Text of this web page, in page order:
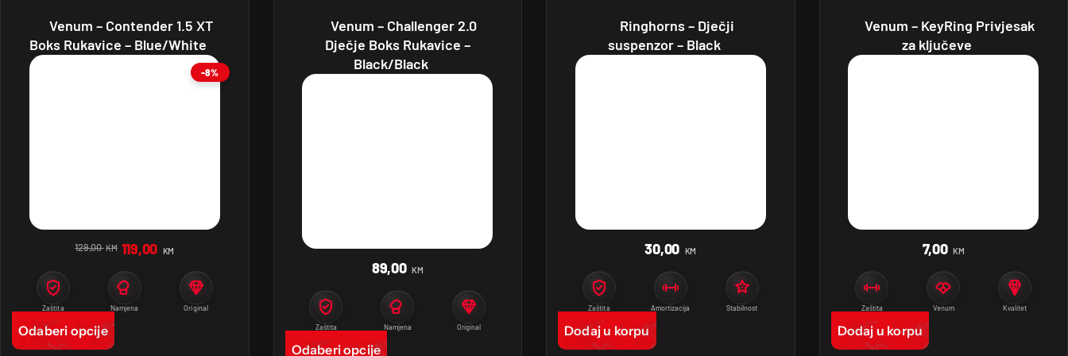
Venum – Contender 1.5 XT
Boks Rukavice – Blue/White
-8%
129,00 KM 119,00 KM
Zaštita Namjena Original
Odaberi opcije
Venum – Challenger 2.0
Dječje Boks Rukavice –
Black/Black
89,00 KM
Zaštita Namjena Original
Odaberi opcije
Ringhorns – Dječji
suspenzor – Black
30,00 KM
Zaštita Amortizacija Stabilnost
Dodaj u korpu
Venum – KeyRing Privjesak
za ključeve
7,00 KM
Zaštita Venum Kvalitet
Dodaj u korpu